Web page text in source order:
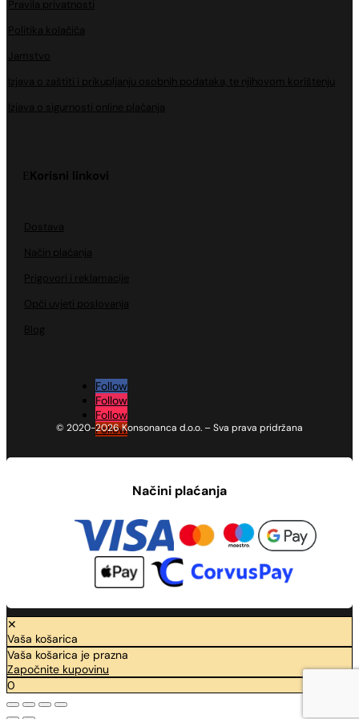
Pravila privatnosti
Politika kolačića
Jamstvo
Izjava o zaštiti i prikupljanju osobnih podataka, te njihovom korištenju
Izjava o sigurnosti online plaćanja
Korisni linkovi
Dostava
Način plaćanja
Prigovori i reklamacije
Opći uvjeti poslovanja
Blog
Follow
Follow
Follow
Follow
© 2020-2026 Konsonanca d.o.o. – Sva prava pridržana
Načini plaćanja
✕
Vaša košarica
Vaša košarica je prazna
Započnite kupovinu
0